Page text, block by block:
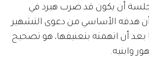
أن يكون قد ضرب هيرد في
أن هدفه الأساسي من دعوى التشهير
أن اتهمته بتعنيفها، هو تصحيح
وابنيه.